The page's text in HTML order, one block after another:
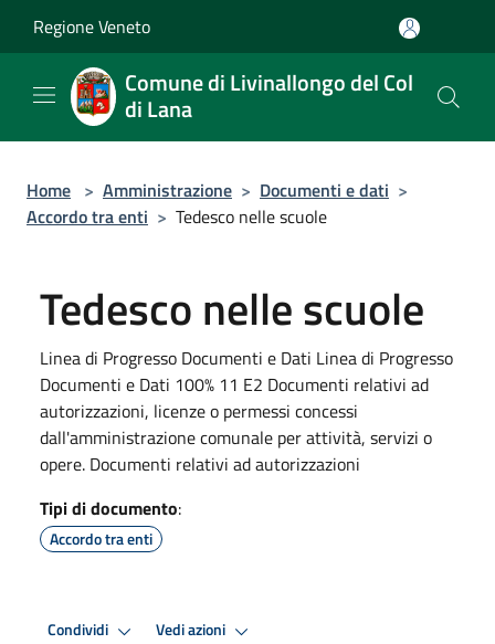
Regione Veneto
Comune di Livinallongo del Col
di Lana
Home > Amministrazione > Documenti e dati >
Accordo tra enti > Tedesco nelle scuole
Tedesco nelle scuole
Linea di Progresso Documenti e Dati Linea di Progresso
Documenti e Dati 100% 11 E2 Documenti relativi ad
autorizzazioni, licenze o permessi concessi
dall'amministrazione comunale per attività, servizi o
opere. Documenti relativi ad autorizzazioni
Tipi di documento:
Accordo tra enti
Condividi Vedi azioni